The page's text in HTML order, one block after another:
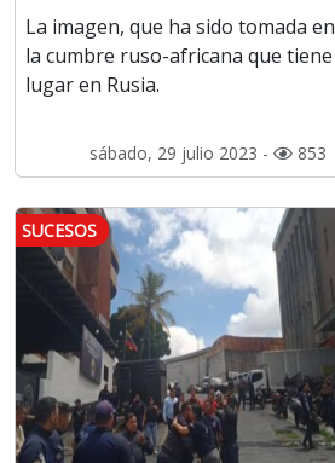
La imagen, que ha sido tomada en
la cumbre ruso-africana que tiene
lugar en Rusia.
sábado, 29 julio 2023 - 853
SUCESOS